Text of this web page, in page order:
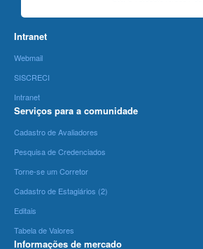
Intranet
Webmail
SISCRECI
Intranet
Serviços para a comunidade
Cadastro de Avaliadores
Pesquisa de Credenciados
Torne-se um Corretor
Cadastro de Estagiários (2)
Editais
Tabela de Valores
Informações de mercado